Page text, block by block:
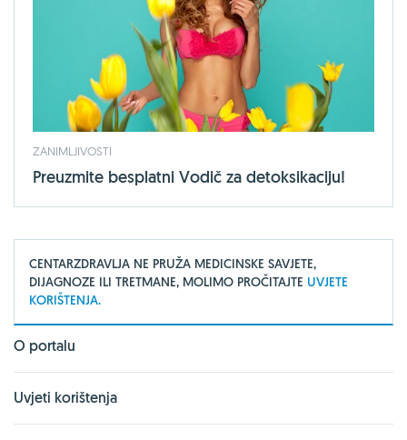
ZANIMLJIVOSTI
Preuzmite besplatni Vodič za detoksikaciju!
CENTARZDRAVLJA NE PRUŽA MEDICINSKE SAVJETE,
DIJAGNOZE ILI TRETMANE, MOLIMO PROČITAJTE UVJETE
KORIŠTENJA.
O portalu
Uvjeti korištenja